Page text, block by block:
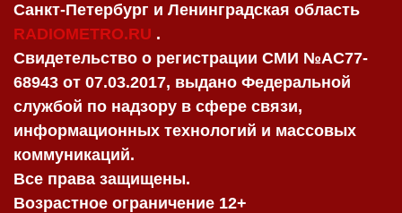
Санкт-Петербург и Ленинградская область
RADIOMETRO.RU .
Свидетельство о регистрации СМИ №AC77-
68943 от 07.03.2017, выдано Федеральной
службой по надзору в сфере связи,
информационных технологий и массовых
коммуникаций.
Все права защищены.
Возрастное ограничение 12+